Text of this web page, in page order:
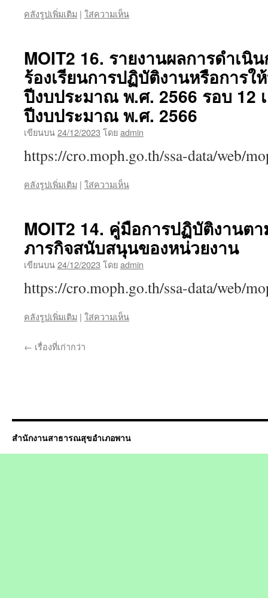
คลังรูปเพิ่มเติม | ใส่ความเห็น
MOIT2 16. รายงานผลการดำเนิน
ร้องเรียนการปฏิบัติงานหรือการใ
ปีงบประมาณ พ.ศ. 2566 รอบ 12
ปีงบประมาณ พ.ศ. 2566
เขียนบน24/12/2023 โดยadmin
https://cro.moph.go.th/ssa-data/web/
คลังรูปเพิ่มเติม | ใส่ความเห็น
MOIT2 14. คู่มือการปฏิบัติงานต
ภารกิจสนับสนุนของหน่วยงาน
เขียนบน24/12/2023 โดยadmin
https://cro.moph.go.th/ssa-data/web/
คลังรูปเพิ่มเติม | ใส่ความเห็น
← เรื่องที่เก่ากว่า
สำนักงานสาธารณสุขอำเภอพาน